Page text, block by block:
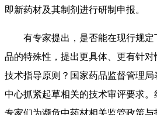
即新药材及其制剂进行研制申报。
有专家提出，是否能在现行规
品的特殊性，提出更具体、更有针
技术指导原则？国家药品监督管理
中心抓紧起草相关的技术审评要求
专家们为濒危中药材相关监管政策